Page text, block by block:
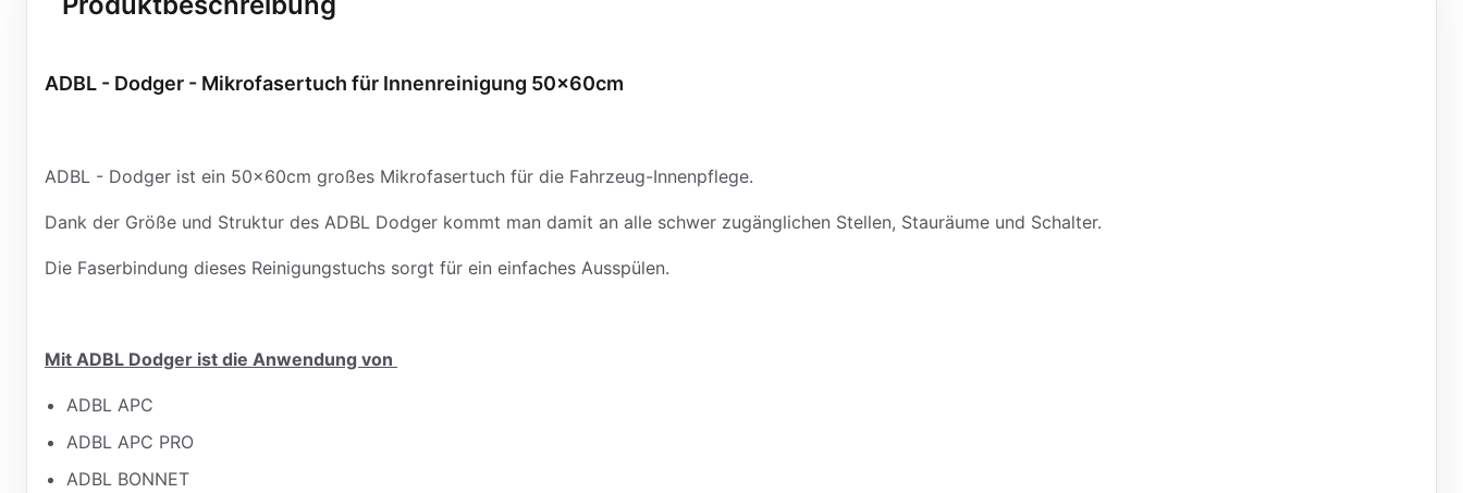
ADBL - Dodger - Mikrofasertuch für Innenreinigung 50x60cm
ADBL - Dodger ist ein 50x60cm großes Mikrofasertuch für die Fahrzeug-Innenpflege.
Dank der Größe und Struktur des ADBL Dodger kommt man damit an alle schwer zugänglichen Stellen, Stauräume und Schalter.
Die Faserbindung dieses Reinigungstuchs sorgt für ein einfaches Ausspülen.
Mit ADBL Dodger ist die Anwendung von
ADBL APC
ADBL APC PRO
ADBL BONNET